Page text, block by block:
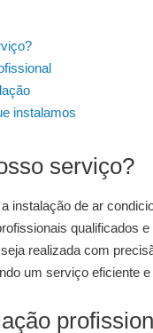
instalamos
serviço?
instalação de ar
qualificados
realizada com
um serviço eficiente e